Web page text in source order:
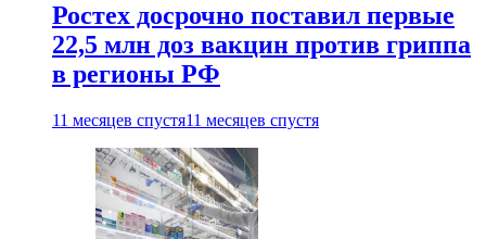
Ростех досрочно поставил первые
22,5 млн доз вакцин против гриппа
в регионы РФ
11 месяцев спустя11 месяцев спустя